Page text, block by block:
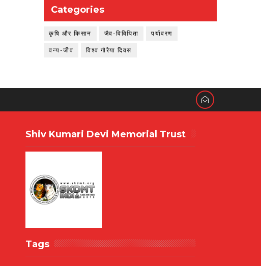
Categories
कृषि और किसान जैव-विविधिता पर्यावरण
वन्य-जीव विश्व गौरैया दिवस
Shiv Kumari Devi Memorial Trust
Tags